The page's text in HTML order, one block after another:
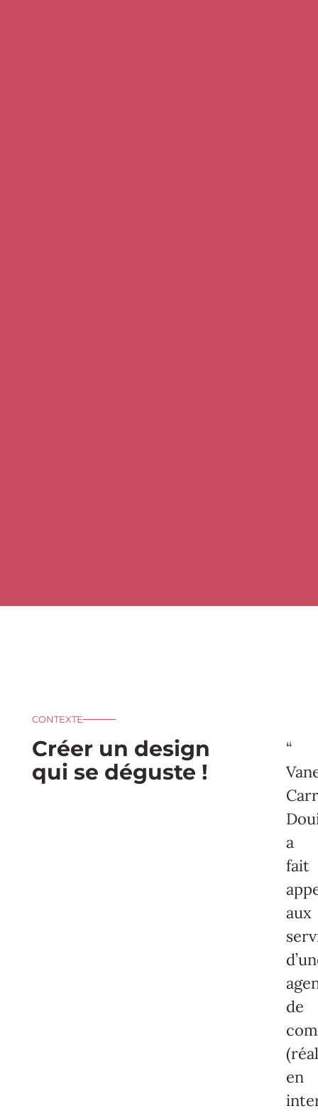
CONTEXTE
Créer un design
qui se déguste !
“
a
fait
aux
de
en